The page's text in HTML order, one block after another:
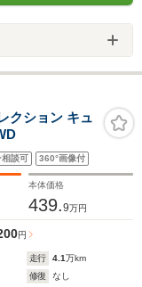
クション キュ
相談可 360°画像付
本体価格
439.9万円
円
走行 4.1万km
修復
なし